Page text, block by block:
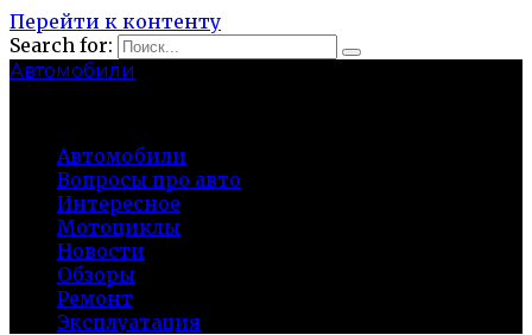
Перейти к контенту
Search for:
Автомобили
Автомобили
Вопросы про авто
Интересное
Мотоциклы
Новости
Обзоры
Ремонт
Эксплуатация